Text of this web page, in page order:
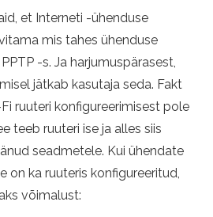
et Interneti -ühenduse
mis tahes ühenduse
-s. Ja harjumuspärasest,
jätkab kasutaja seda. Fakt
ruuteri konfigureerimisest pole
teeb ruuteri ise ja alles siis
seadmetele. Kui ühendate
on ka ruuteris konfigureeritud,
võimalust: